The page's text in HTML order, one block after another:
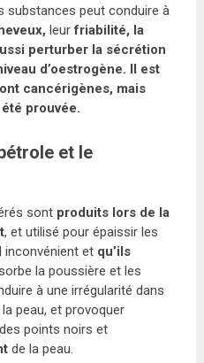
substances peut conduire à
leurfriabilité, la
perturber la sécrétion
d’oestrogène. Il est
cancérigènes, mais
prouvée.
et le
sont produits lors de la
, et utilisé pour épaissir les
inconvénient et qu’ils
la poussière et les
à une irrégularité dans
peau, et provoquer
points noirs et
de la peau.